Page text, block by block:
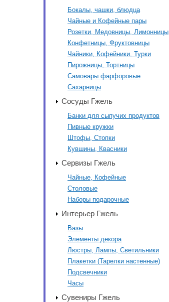
Бокалы, чашки, блюдца
Чайные и Кофейные пары
Розетки, Медовницы, Лимонницы
Конфетницы, Фруктовницы
Чайники, Кофейники, Турки
Пирожницы, Тортницы
Самовары фарфоровые
Сахарницы
Сосуды Гжель
Банки для сыпучих продуктов
Пивные кружки
Штофы, Стопки
Кувшины, Квасники
Сервизы Гжель
Чайные, Кофейные
Столовые
Наборы подарочные
Интерьер Гжель
Вазы
Элементы декора
Люстры, Лампы, Светильники
Плакетки (Тарелки настенные)
Подсвечники
Часы
Сувениры Гжель